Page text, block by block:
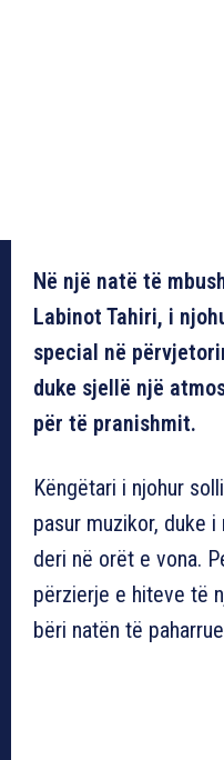
Në një natë të
Labinot Tahiri, i
special në
duke sjellë një
për të pranishmit.
Këngëtari i njohur
pasur muzikor, duke
deri në orët e vona.
përzierje e hiteve të
bëri natën të